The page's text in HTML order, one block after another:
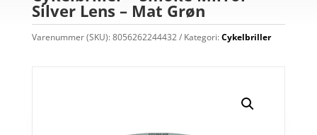
Silver Lens – Mat Grøn
Varenummer (SKU):8056262244432 Kategori:Cykelbriller